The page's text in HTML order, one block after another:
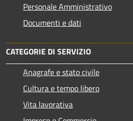
Personale Amministrativo
Documenti e dati
CATEGORIE DI SERVIZIO
Anagrafe e stato civile
Cultura e tempo libero
Vita lavorativa